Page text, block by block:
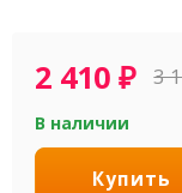
2 410₽ 3
В наличии
Купить